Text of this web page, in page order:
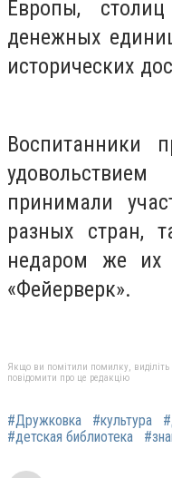
Европы,
денежных
исторических
Воспитанники
принимали
разных стран,
недаром же их
«Фейерверк».
Якщо ви помітили помилку, виділіть
повідомити про це редакцію
#Дружковка #культура
#детская библиотека